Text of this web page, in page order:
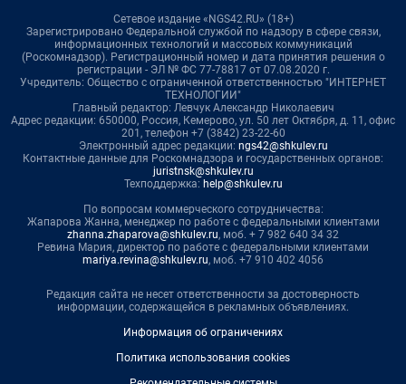
Сетевое издание «NGS42.RU» (18+)
Зарегистрировано Федеральной службой по надзору в сфере связи,
информационных технологий и массовых коммуникаций
(Роскомнадзор). Регистрационный номер и дата принятия решения о
регистрации - ЭЛ № ФС 77-78817 от 07.08.2020 г.
Учредитель: Общество с ограниченной ответственностью "ИНТЕРНЕТ
ТЕХНОЛОГИИ"
Главный редактор: Левчук Александр Николаевич
Адрес редакции: 650000, Россия, Кемерово, ул. 50 лет Октября, д. 11, офис
201, телефон +7 (3842) 23-22-60
Электронный адрес редакции: ngs42@shkulev.ru
Контактные данные для Роскомнадзора и государственных органов:
juristnsk@shkulev.ru
Техподдержка: help@shkulev.ru
По вопросам коммерческого сотрудничества:
Жапарова Жанна, менеджер по работе с федеральными клиентами
zhanna.zhaparova@shkulev.ru, моб. + 7 982 640 34 32
Ревина Мария, директор по работе с федеральными клиентами
mariya.revina@shkulev.ru, моб. +7 910 402 4056
Редакция сайта не несет ответственности за достоверность
информации, содержащейся в рекламных объявлениях.
Информация об ограничениях
Политика использования cookies